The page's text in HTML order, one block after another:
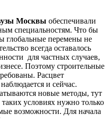
Москвы обеспечивали
специальностям. Что бы
глобальные перемены не
всегда оставалось
для частных случаев,
Поэтому строительные
Расцвет
и сейчас.
новые методы, тут
условиях нужно только
возможности. Для начала